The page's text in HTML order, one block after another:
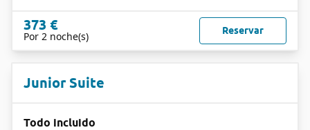
373 €
Por 2 noche(s) Reservar
Junior Suite
Todo incluido